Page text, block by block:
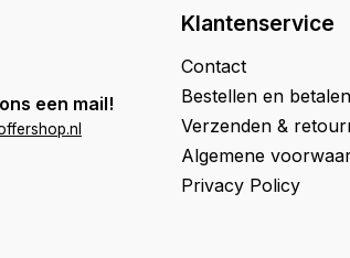
een mail!
Klantenservice
Contact
Bestellen en betalen
Verzenden &
Algemene
Privacy Policy